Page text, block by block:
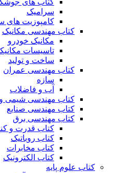
سرامیک
کامپوزیت های
کتاب مهندسی مکانیک
مکانیک خودرو
تاسیسات
ساخت و تولید
کتاب مهندسی عمران
سازه
آب و فاضلاب
کتاب مهندسی شیمی
کتاب مهندسی صنایع
کتاب مهندسی برق
کتاب قدرت و
کتاب روباتیک
کتاب مخابرات
کتاب الکترونیک
کتاب علوم پایه